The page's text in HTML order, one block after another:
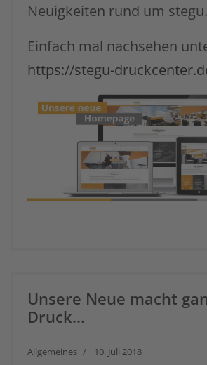
Neuigkeiten rund um stegu.
Einfach mal nachsehen
https://stegu-
Unsere Neue macht
Druck...
Allgemeines 10. Juli 2018